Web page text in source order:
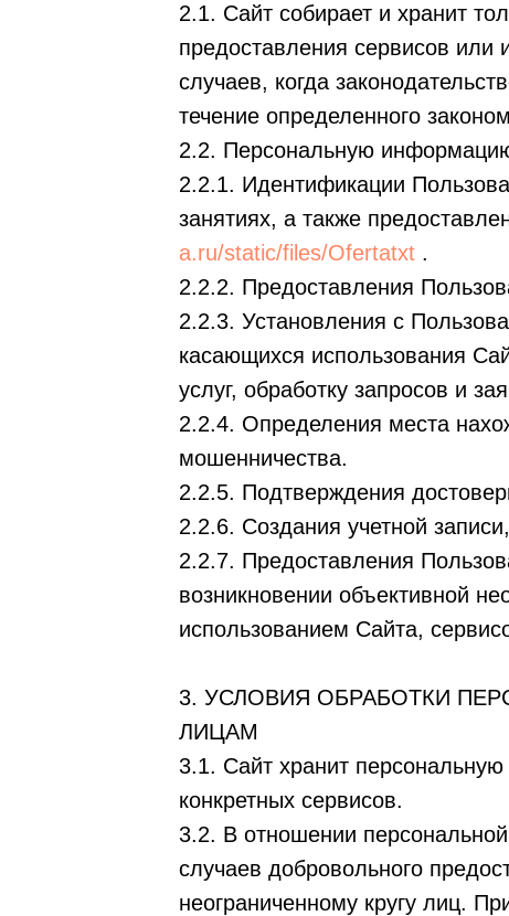
2.1. Сайт собирает и хранит
предоставления сервисов или
случаев, когда
течение определенного
2.2. Персональную
2.2.1. Идентификации
занятиях, а также
a.ru/static/files/Ofertatxt .
2.2.2. Предоставления
2.2.3. Установления с
касающихся использования
услуг, обработку запросов и
2.2.4. Определения места
мошенничества.
2.2.5. Подтверждения
2.2.6. Создания учетной
2.2.7. Предоставления
возникновении объективной
использованием Сайта,
3. УСЛОВИЯ ОБРАБОТКИ
ЛИЦАМ
3.1. Сайт хранит
конкретных сервисов.
3.2. В отношении
случаев добровольного
неограниченному кругу лиц.